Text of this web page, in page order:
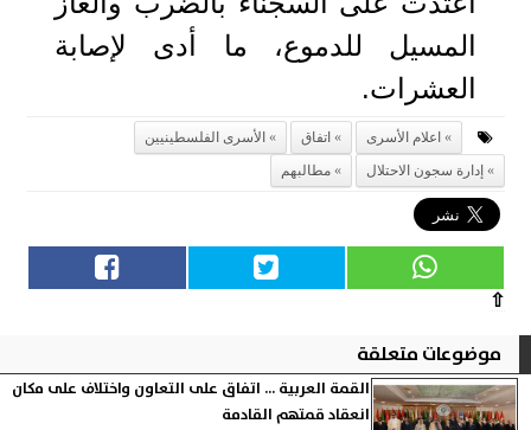
المسيل للدموع، ما أدى لإصابة
العشرات.
اعلام الأسرى اتفاق
الأسرى الفلسطينيين
إدارة سجون الاحتلال
مطالبهم
⇧
موضوعات متعلقة
القمة العربية ... اتفاق على التعاون واختلاف على مكان
انعقاد قمتهم القادمة